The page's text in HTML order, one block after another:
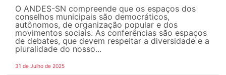
O ANDES-SN compreende que os espaços dos
conselhos municipais são democráticos,
autônomos, de organização popular e dos
movimentos sociais. As conferências são espaços
de debates, que devem respeitar a diversidade e a
pluralidade do nosso...
31 de Julho de 2025